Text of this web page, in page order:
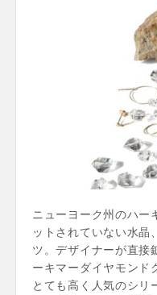
ニューヨーク州のハー
ットされていない水晶
ツ。デザイナーが直接
ーキマーダイヤモンド
とても高く人気のシリ